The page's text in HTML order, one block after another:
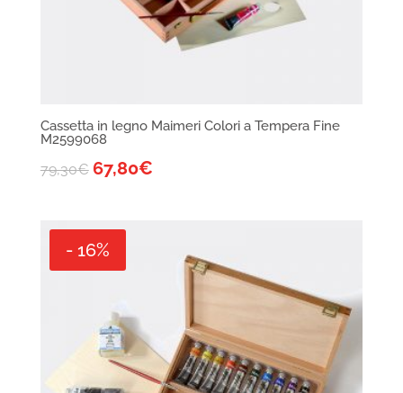
Cassetta in legno Maimeri Colori a Tempera Fine
M2599068
79,30€ 67,80€
- 16%